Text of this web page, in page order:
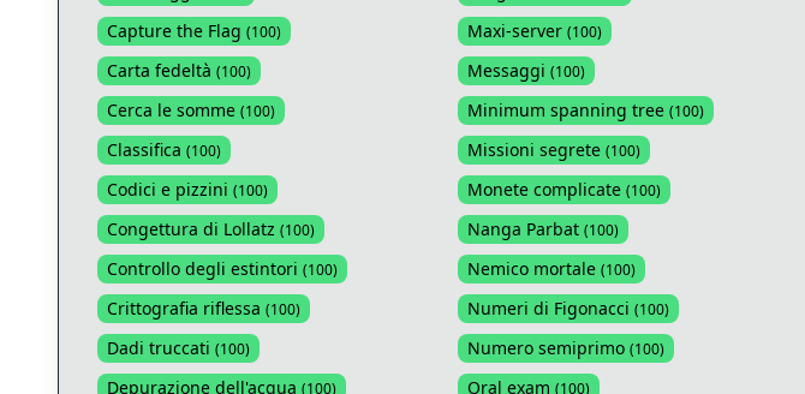
Capture the Flag (100)
Carta fedeltà (100)
Cerca le somme (100)
Classifica (100)
Codici e pizzini (100)
Congettura di Lollatz (100)
Controllo degli estintori (100)
Crittografia riflessa (100)
Dadi truccati (100)
Depurazione dell'acqua (100)
Maxi-server (100)
Messaggi (100)
Minimum spanning tree (100)
Missioni segrete (100)
Monete complicate (100)
Nanga Parbat (100)
Nemico mortale (100)
Numeri di Figonacci (100)
Numero semiprimo (100)
Oral exam (100)